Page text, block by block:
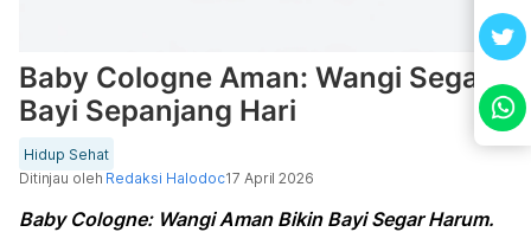
Baby Cologne Aman: Wangi Segar
Bayi Sepanjang Hari
Hidup Sehat
Ditinjau oleh Redaksi Halodoc17 April 2026
Baby Cologne: Wangi Aman Bikin Bayi Segar Harum.